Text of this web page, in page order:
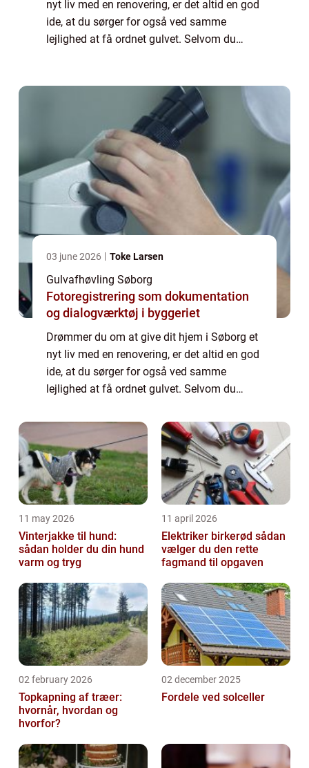
nyt liv med en renovering, er det altid en god
ide, at du sørger for også ved samme
lejlighed at få ordnet gulvet. Selvom du
03 june 2026 Toke Larsen
Gulvafhøvling Søborg
Fotoregistrering som dokumentation
og dialogværktøj i byggeriet
Drømmer du om at give dit hjem i Søborg et
nyt liv med en renovering, er det altid en god
ide, at du sørger for også ved samme
lejlighed at få ordnet gulvet. Selvom du
11 may 2026
Vinterjakke til hund:
sådan holder du din hund
varm og tryg
11 april 2026
Elektriker birkerød sådan
vælger du den rette
fagmand til opgaven
02 february 2026
Topkapning af træer:
hvornår, hvordan og
hvorfor?
02 december 2025
Fordele ved solceller